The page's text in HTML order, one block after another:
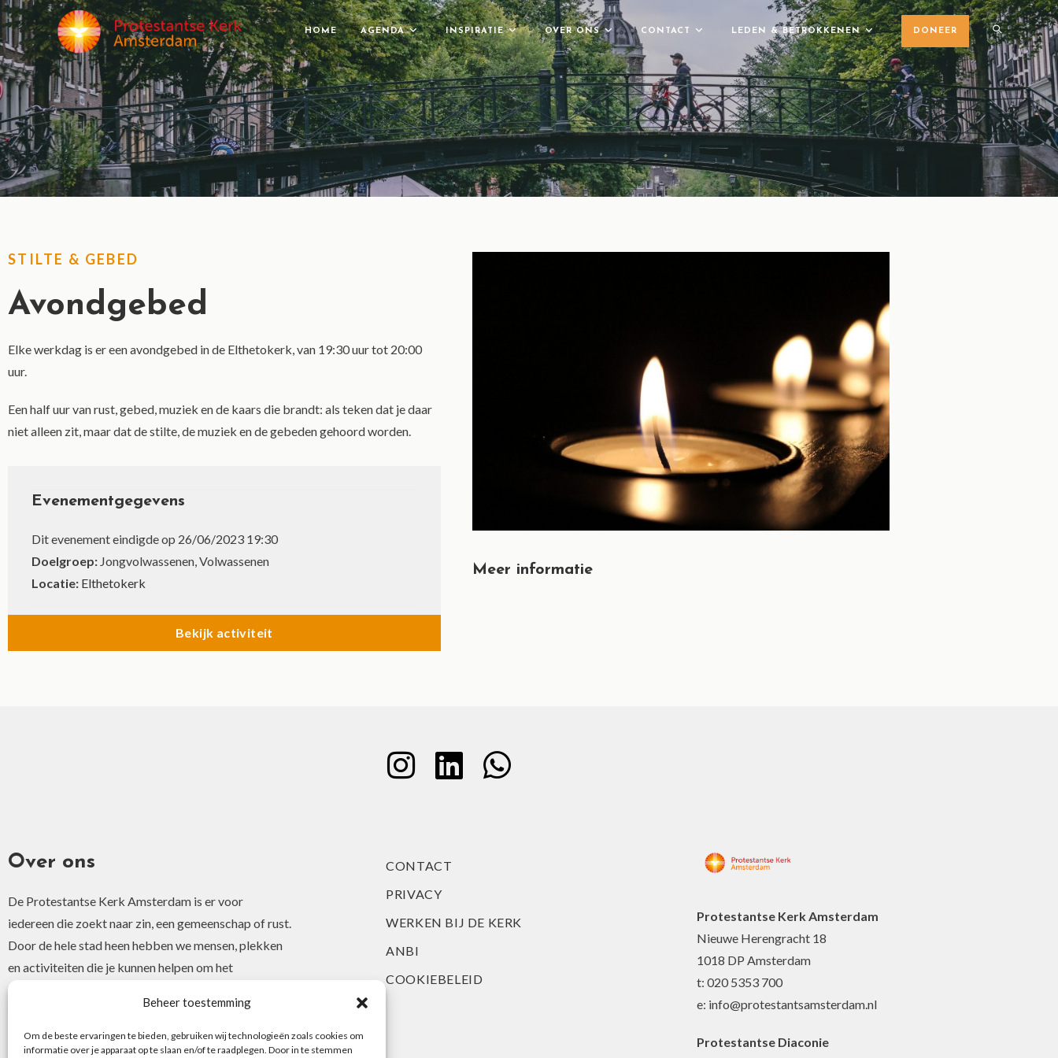
Beheer toestemming
Om de beste ervaringen te bieden, gebruiken wij technologieën zoals cookies om
informatie over je apparaat op te slaan en/of te raadplegen. Door in te stemmen
HOME AGENDA INSPIRATIE OVER ONS CONTACT LEDEN & BETROKKENEN DONEER
STILTE & GEBED
Avondgebed
Elke werkdag is er een avondgebed in de Elthetokerk, van 19:30 uur tot 20:00
uur.
Een half uur van rust, gebed, muziek en de kaars die brandt: als teken dat je daar
niet alleen zit, maar dat de stilte, de muziek en de gebeden gehoord worden.
Evenementgegevens
Dit evenement eindigde op 26/06/2023 19:30
Doelgroep: Jongvolwassenen, Volwassenen
Locatie: Elthetokerk
Bekijk activiteit
Meer informatie
Over ons
De Protestantse Kerk Amsterdam is er voor
iedereen die zoekt naar zin, een gemeenschap of rust.
Door de hele stad heen hebben we mensen, plekken
en activiteiten die je kunnen helpen om het
christelijke geloof of je interesse hierin te ontdekken.
CONTACT
PRIVACY
WERKEN BIJ DE KERK
ANBI
COOKIEBELEID
Protestantse Kerk Amsterdam
Nieuwe Herengracht 18
1018 DP Amsterdam
t: 020 5353 700
e: info@protestantsamsterdam.nl
Protestantse Diaconie